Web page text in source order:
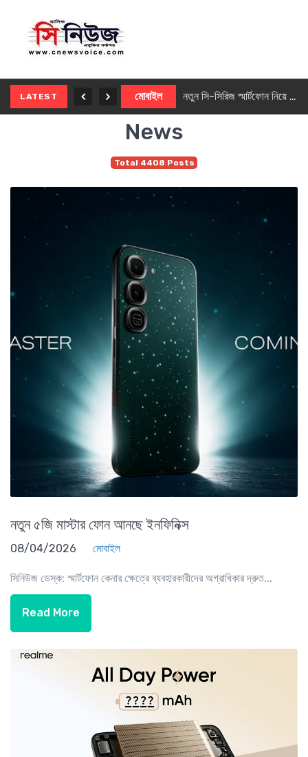
LATEST মোবাইল নতুন সি-সিরিজ স্মার্টফোন নিয়ে আসছে রিয়েলমি
News
Total 4408 Posts
নতুন ৫জি মাস্টার ফোন আনছে ইনফিনিক্স
08/04/2026 মোবাইল
সিনিউজ ডেস্ক: স্মার্টফোন কেনার ক্ষেত্রে ব্যবহারকারীদের অগ্রাধিকার দ্রুত...
Read More